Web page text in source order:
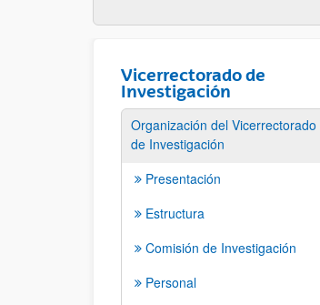
Vicerrectorado de
Investigación
Organización del Vicerrectorado
de Investigación
Presentación
Estructura
Comisión de Investigación
Personal